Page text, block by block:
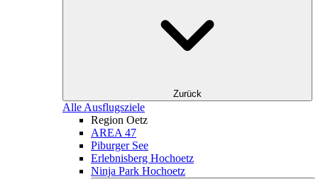
Zurück
Alle Ausflugsziele
Region Oetz
AREA 47
Piburger See
Erlebnisberg Hochoetz
Ninja Park Hochoetz